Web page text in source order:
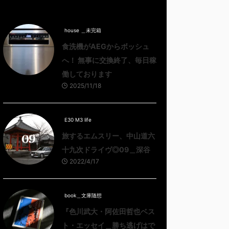
house ＿未完箱
食洗機がAEGからボッシュ
へ！ 無事に交換終了、毎日稼
働しております
2025/11/18
E30 M3 life
旅するエムスリー、中山道六
十九次ドライヴ◎09＿深谷
2022/4/17
book＿文庫随想
『色川武大・阿佐田哲也ベス
ト・エッセイ＿勝ち逃げはで